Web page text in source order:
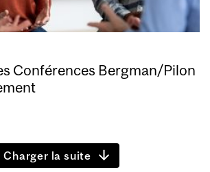
Conférences Bergman/Pilon
Charger la suite